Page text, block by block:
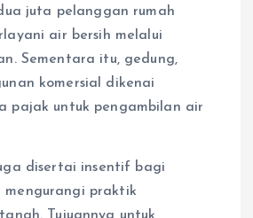
juta pelanggan rumah
air bersih melalui
Sementara itu, gedung,
komersial dikenai
pajak untuk pengambilan air
disertai insentif bagi
mengurangi praktik